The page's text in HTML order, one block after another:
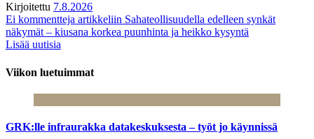
Kirjoitettu 7.8.2026
Ei kommentteja artikkeliin Sahateollisuudella edelleen synkät
näkymät – kiusana korkea puunhinta ja heikko kysyntä
Lisää uutisia
Viikon luetuimmat
GRK:lle infraurakka datakeskuksesta – työt jo käynnissä